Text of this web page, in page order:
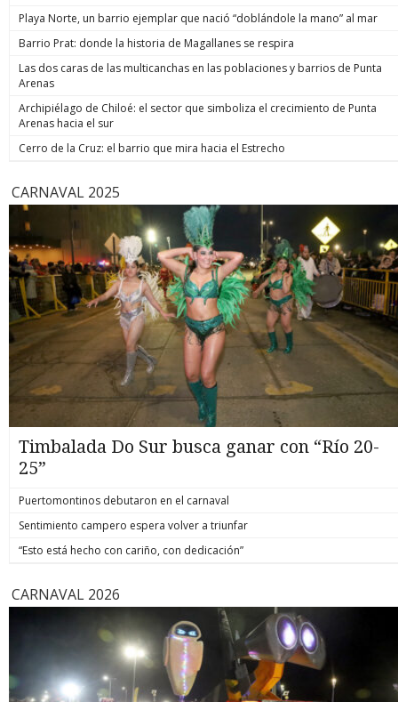
Playa Norte, un barrio ejemplar que nació “doblándole la mano” al mar
Barrio Prat: donde la historia de Magallanes se respira
Las dos caras de las multicanchas en las poblaciones y barrios de Punta
Arenas
Archipiélago de Chiloé: el sector que simboliza el crecimiento de Punta
Arenas hacia el sur
Cerro de la Cruz: el barrio que mira hacia el Estrecho
CARNAVAL 2025
Timbalada Do Sur busca ganar con “Río 20-
25”
Puertomontinos debutaron en el carnaval
Sentimiento campero espera volver a triunfar
“Esto está hecho con cariño, con dedicación”
CARNAVAL 2026